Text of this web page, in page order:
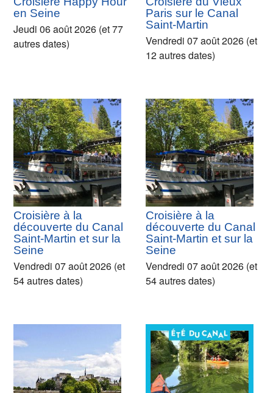
en Seine
Jeudi 06 août 2026 (et 77
autres dates)
Paris sur le Canal
Saint-Martin
Vendredi 07 août 2026 (et
12 autres dates)
Croisière à la
découverte du Canal
Saint-Martin et sur la
Seine
Vendredi 07 août 2026 (et
54 autres dates)
Croisière à la
découverte du Canal
Saint-Martin et sur la
Seine
Vendredi 07 août 2026 (et
54 autres dates)